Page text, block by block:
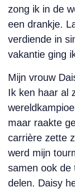
zong ik in de
een drankje.
verdiende in
vakantie ging
Mijn vrouw
Ik ken haar al
maar raakte
carrière zette
werd mijn
samen ook de
delen. Daisy